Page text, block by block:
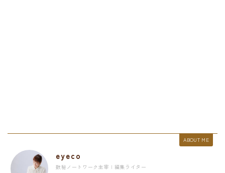
ABOUT ME
eyeco
数秘ノートワーク主宰 | 編集ライター